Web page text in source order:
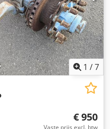
1 /7
€ 950
Vaste prijs excl. btw